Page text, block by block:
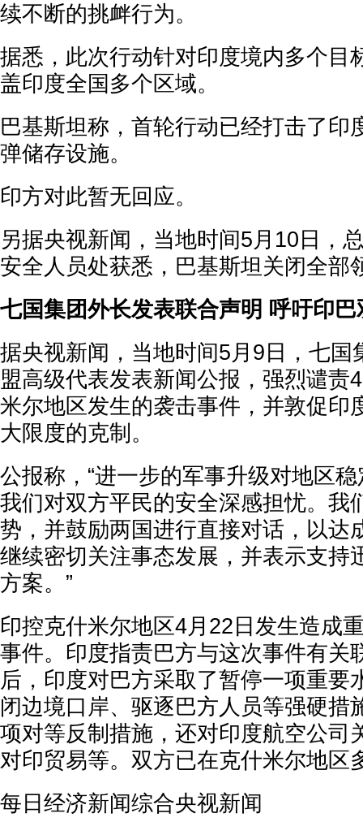
续不断的挑衅行为。
据悉，此次行动针对印度境内多个目
盖印度全国多个区域。
巴基斯坦称，首轮行动已经打击了印
弹储存设施。
印方对此暂无回应。
另据央视新闻，当地时间5月10日，
安全人员处获悉，巴基斯坦关闭全部
七国集团外长发表联合声明 呼吁印
据央视新闻，当地时间5月9日，七国
盟高级代表发表新闻公报，强烈谴责
米尔地区发生的袭击事件，并敦促印
大限度的克制。
公报称，“进一步的军事升级对地区
我们对双方平民的安全深感担忧。我
势，并鼓励两国进行直接对话，以达
继续密切关注事态发展，并表示支持
方案。”
印控克什米尔地区4月22日发生造成
事件。印度指责巴方与这次事件有关
后，印度对巴方采取了暂停一项重要
闭边境口岸、驱逐巴方人员等强硬措
项对等反制措施，还对印度航空公司
对印贸易等。双方已在克什米尔地区
每日经济新闻综合央视新闻